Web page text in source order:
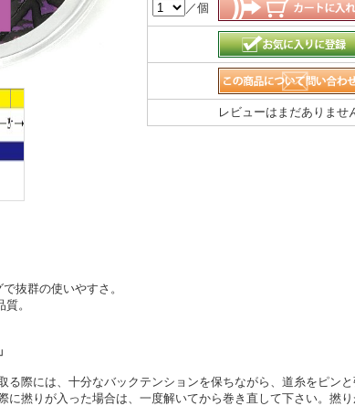
／個
レビューはまだありませ
抜群の使いやすさ。
。
る際には、十分なバックテンションを保ちながら、道糸をピン
に撚りが入った場合は、一度解いてから巻き直して下さい。撚